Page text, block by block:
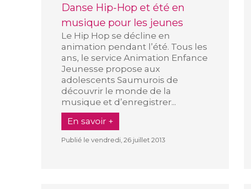
Danse Hip-Hop et été en
musique pour les jeunes
Le Hip Hop se décline en
animation pendant l’été. Tous les
ans, le service Animation Enfance
Jeunesse propose aux
adolescents Saumurois de
découvrir le monde de la
musique et d’enregistrer...
En savoir +
Publié le vendredi, 26 juillet 2013